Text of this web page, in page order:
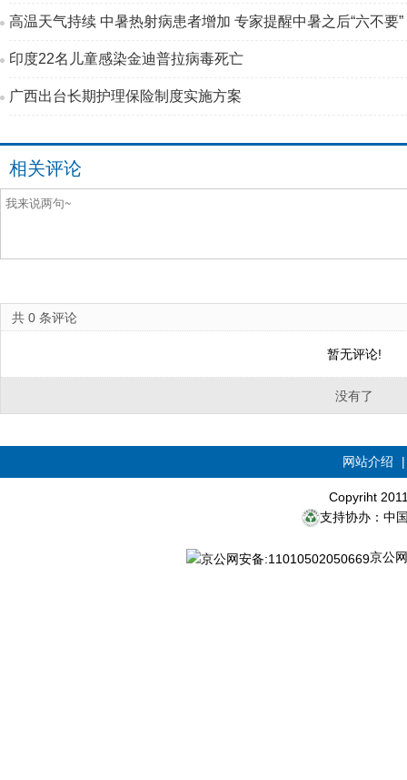
高温天气持续 中暑热射病患者增加 专家提醒中暑之后“六不要”
印度22名儿童感染金迪普拉病毒死亡
广西出台长期护理保险制度实施方案
相关评论
共 0 条评论
暂无评论!
没有了
网站介绍
Copyriht
支持协办：中
京公